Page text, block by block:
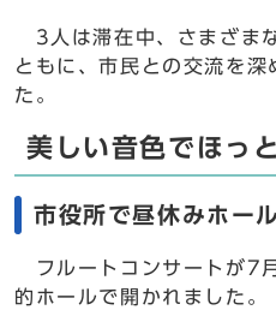
3人は滞在中、さまざま
ともに、市民との交流を
た。
美しい音色でほっ
市役所で昼休みホー
フルートコンサートが7
的ホールで開かれました。